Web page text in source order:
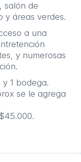
salón de
y áreas verdes.
a una
y numerosas
y 1 bodega.
se le agrega